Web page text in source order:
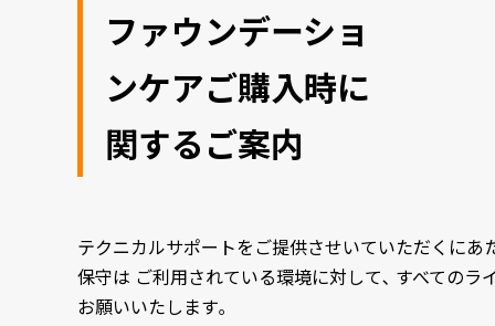
ファウンデーショ
ンケアご購入時に
関するご案内
テクニカルサポートをご提供させいていただくにあ
保守は ご利用されている環境に対して､ すべてのラ
お願いいたします｡